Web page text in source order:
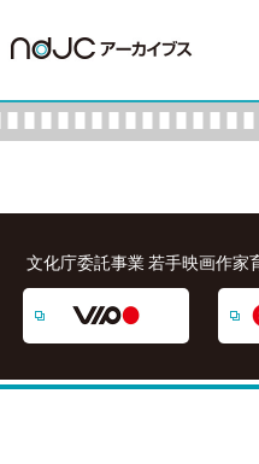
文化庁委託事業 若手映画作家